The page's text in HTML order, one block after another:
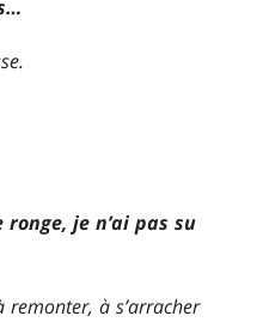
je n’ai pas su
à s’arracher